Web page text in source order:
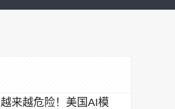
越来越危险！美国AI模